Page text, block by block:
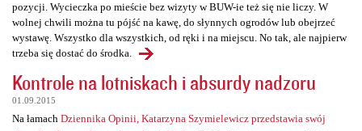
pozycji. Wycieczka po mieście bez wizyty w BUW-ie też się nie liczy. W
wolnej chwili można tu pójść na kawę, do słynnych ogrodów lub obejrzeć
wystawę. Wszystko dla wszystkich, od ręki i na miejscu. No tak, ale najpierw
trzeba się dostać do środka.
Kontrole na lotniskach i absurdy nadzoru
01.09.2015
Na łamach Dziennika Opinii, Katarzyna Szymielewicz przedstawia swój